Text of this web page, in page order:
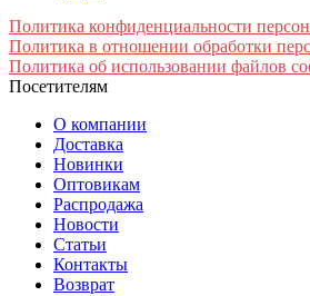
Политика конфиденциальности
Политика в отношении обработки
Политика об использовании файлов
Посетителям
О компании
Доставка
Новинки
Оптовикам
Распродажа
Новости
Статьи
Контакты
Возврат